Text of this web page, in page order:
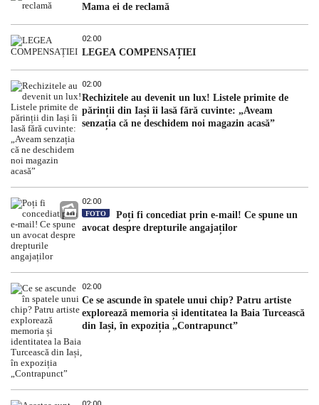
Mama ei de reclamă
02:00
LEGEA COMPENSAȚIEI
02:00
Rechizitele au devenit un lux! Listele primite de
părinții din Iași îi lasă fără cuvinte: „Aveam
senzația că ne deschidem noi magazin acasă”
02:00
FOTO
Poți fi concediat prin e-mail! Ce spune un
avocat despre drepturile angajaților
02:00
Ce se ascunde în spatele unui chip? Patru artiste
explorează memoria și identitatea la Baia Turcească
din Iași, în expoziția „Contrapunct”